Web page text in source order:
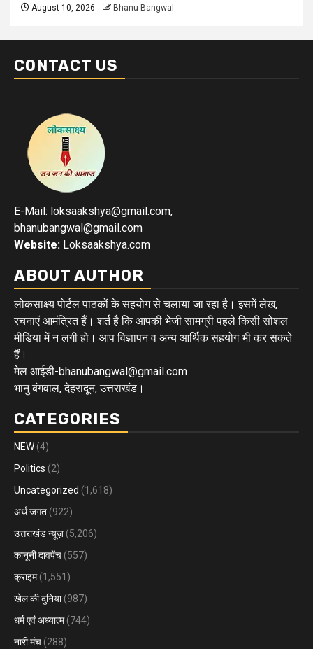
August 10, 2026 Bhanu Bangwal
CONTACT US
E-Mail: loksaakshya@gmail.com,
bhanubangwal@gmail.com
Website: Loksaakshya.com
ABOUT AUTHOR
लोकसाक्ष्य पोर्टल पाठकों के सहयोग से चलाया जा रहा है। इसमें लेख,
रचनाएं आमंत्रित हैं। शर्त है कि आपकी भेजी सामग्री पहले किसी सोशल
मीडिया में न लगी हो। आप विज्ञापन व अन्य आर्थिक सहयोग भी कर सकते
हैं।
मेल आईडी-bhanubangwal@gmail.com
भानु बंगवाल, देहरादून, उत्तराखंड।
CATEGORIES
NEW (4)
Politics (2)
Uncategorized (1,618)
अर्थ जगत (922)
उत्तराखंड न्यूज़ (5,206)
कानूनी दावपेंच (557)
क्राइम(1,551)
खेल की दुनिया(987)
धर्म एवं अध्यात्म(744)
नारी मंच (288)